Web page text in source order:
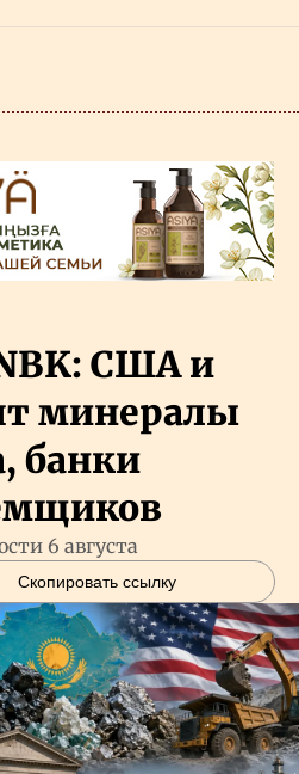
США и
минералы
банки
6 августа
Скопировать ссылку